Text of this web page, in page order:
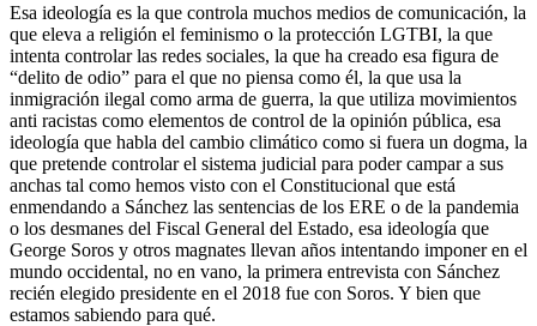
Esa ideología es la que controla muchos medios de comunicación, la
que eleva a religión el feminismo o la protección LGTBI, la que
intenta controlar las redes sociales, la que ha creado esa figura de
“delito de odio” para el que no piensa como él, la que usa la
inmigración ilegal como arma de guerra, la que utiliza movimientos
anti racistas como elementos de control de la opinión pública, esa
ideología que habla del cambio climático como si fuera un dogma, la
que pretende controlar el sistema judicial para poder campar a sus
anchas tal como hemos visto con el Constitucional que está
enmendando a Sánchez las sentencias de los ERE o de la pandemia
o los desmanes del Fiscal General del Estado, esa ideología que
George Soros y otros magnates llevan años intentando imponer en el
mundo occidental, no en vano, la primera entrevista con Sánchez
recién elegido presidente en el 2018 fue con Soros. Y bien que
estamos sabiendo para qué.